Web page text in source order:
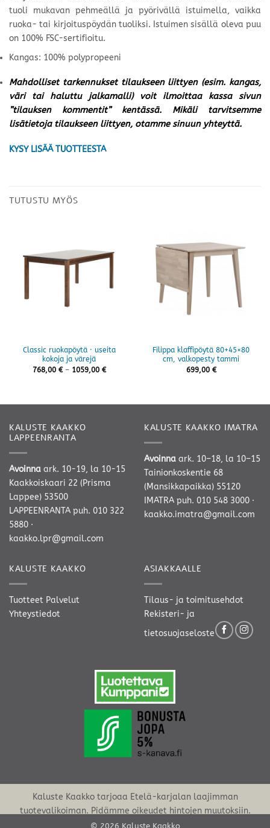
tuoli mukavan pehmeällä ja pyörivällä istuimella, vaikka
ruoka- tai kirjoituspöydän tuoliksi. Istuimen sisällä oleva puu
on 100% FSC-sertifioitu.
Kangas: 100% polypropeeni
Mahdolliset tarkennukset tilaukseen liittyen (esim. kangas,
väri tai haluttu jalkamalli) voit ilmoittaa kassa sivun
”tilauksen kommentit” kentässä. Mikäli tarvitsemme
lisätietoja tilaukseen liittyen, otamme sinuun yhteyttä.
KYSY LISÄÄ TUOTTEESTA
TUTUSTU MYÖS
Classic ruokapöytä · useita
kokoja ja värejä
768,00 € – 1059,00 €Hintaluokka:
Filippa klaffipöytä 80+45×80
cm, valkopesty tammi
699,00 €
KALUSTE KAAKKO
LAPPEENRANTA
Avoinna ark. 10-19, la 10-15
Kaakkoiskaari 22 (Prisma
Lappee) 53500
LAPPEENRANTA puh. 010 322
5880 ·
kaakko.lpr@gmail.com
KALUSTE KAAKKO IMATRA
Avoinna ark. 10–18, la 10–15
Tainionkoskentie 68
(Mansikkapaikka) 55120
IMATRA puh. 010 548 3000 ·
kaakko.imatra@gmail.com
KALUSTE KAAKKO
Tuotteet Palvelut
Yhteystiedot
ASIAKKAALLE
Tilaus- ja toimitusehdot
Rekisteri- ja
tietosuojaseloste
Kaluste Kaakko tarjoaa Etelä-karjalan laajimman
tuotevalikoiman. Pidämme oikeudet hintojen muutoksiin.
© 2026 Kaluste Kaakko